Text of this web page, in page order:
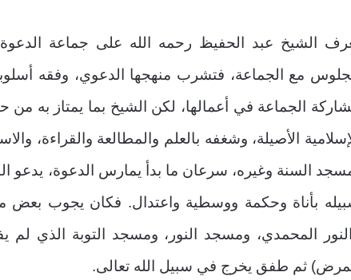
الشيخ عبد الحفيظ رحمه الله على جماعة الدعوة
مع الجماعة، فتشرب منهجها الدعوي، وفقه
الجماعة في أعمالها، لكن الشيخ بما يمتاز به من
الأصيلة، وشغفه بالعلم والمطالعة والقراءة،
السنة وغيره، سرعان ما بدأ يمارس الدعوة،
بأناة وحكمة ووسطية واعتدال. فكان يجوب بعض
المحمدي، ومسجد النور، ومسجد التوبة الذي لم
ثم طفق يخرج في سبيل الله تعالى.